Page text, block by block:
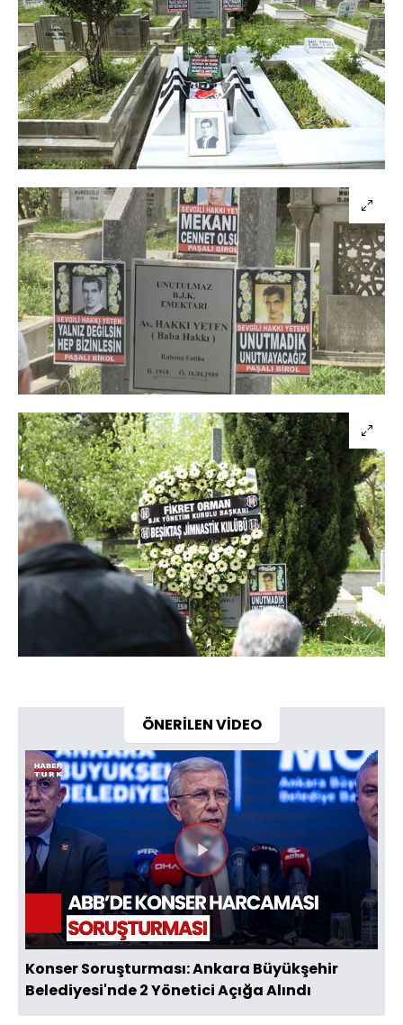
ÖNERİLEN VİDEO
Videoyu
Oynat
Konser Soruşturması: Ankara Büyükşehir
Belediyesi'nde 2 Yönetici Açığa Alındı